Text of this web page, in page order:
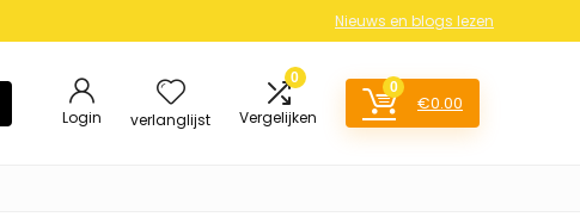
Nieuws en blogs lezen
Login verlanglijst
0
Vergelijken
0
€0.00